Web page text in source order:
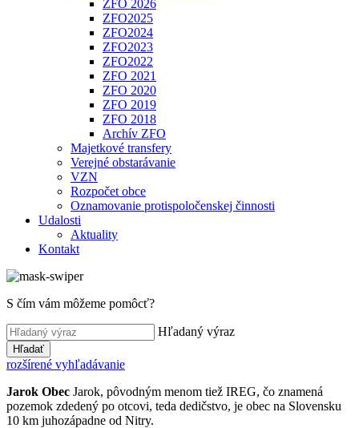
ZFO 2026
ZFO2025
ZFO2024
ZFO2023
ZFO2022
ZFO 2021
ZFO 2020
ZFO 2019
ZFO 2018
Archív ZFO
Majetkové transfery
Verejné obstarávanie
VZN
Rozpočet obce
Oznamovanie protispoločenskej činnosti
Udalosti
Aktuality
Kontakt
S čím vám môžeme pomôcť?
Hľadaný výraz
Hľadať
rozšírené vyhľadávanie
Jarok Obec Jarok, pôvodným menom tiež IREG, čo znamená
pozemok zdedený po otcovi, teda dedičstvo, je obec na Slovensku
10 km juhozápadne od Nitry.